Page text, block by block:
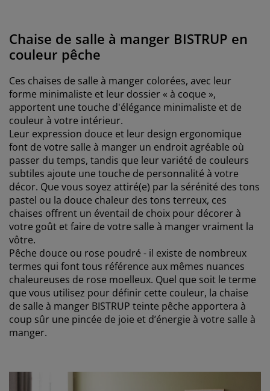
Chaise de salle à manger BISTRUP en
couleur pêche
Ces chaises de salle à manger colorées, avec leur
forme minimaliste et leur dossier « à coque »,
apportent une touche d'élégance minimaliste et de
couleur à votre intérieur.
Leur expression douce et leur design ergonomique
font de votre salle à manger un endroit agréable où
passer du temps, tandis que leur variété de couleurs
subtiles ajoute une touche de personnalité à votre
décor. Que vous soyez attiré(e) par la sérénité des tons
pastel ou la douce chaleur des tons terreux, ces
chaises offrent un éventail de choix pour décorer à
votre goût et faire de votre salle à manger vraiment la
vôtre.
Pêche douce ou rose poudré - il existe de nombreux
termes qui font tous référence aux mêmes nuances
chaleureuses de rose moelleux. Quel que soit le terme
que vous utilisez pour définir cette couleur, la chaise
de salle à manger BISTRUP teinte pêche apportera à
coup sûr une pincée de joie et d’énergie à votre salle à
manger.